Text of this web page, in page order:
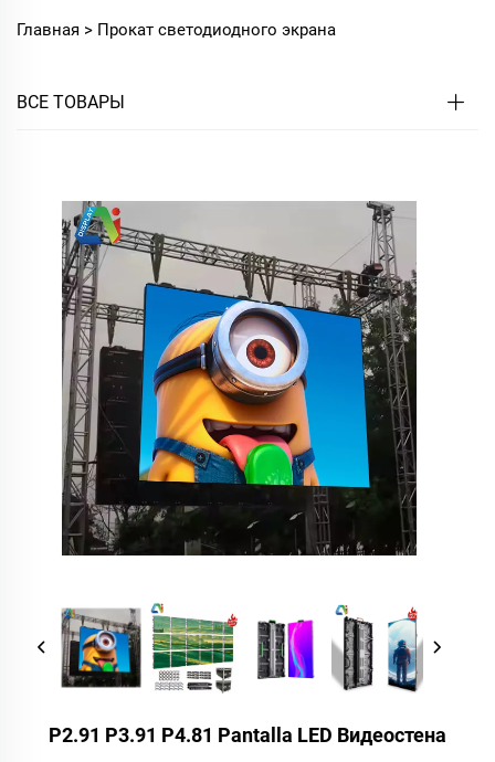
Главная > Прокат светодиодного экрана
ВСЕ ТОВАРЫ
P2.91 P3.91 P4.81 Pantalla LED Видеостена